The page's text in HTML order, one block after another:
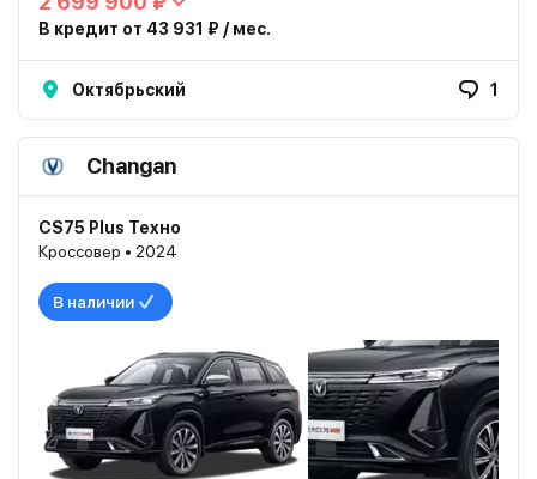
В кредит от 43 931 ₽ / мес.
Октябрьский 1
Changan
CS75 Plus Техно
Кроссовер • 2024
В наличии